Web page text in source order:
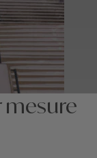
mesure